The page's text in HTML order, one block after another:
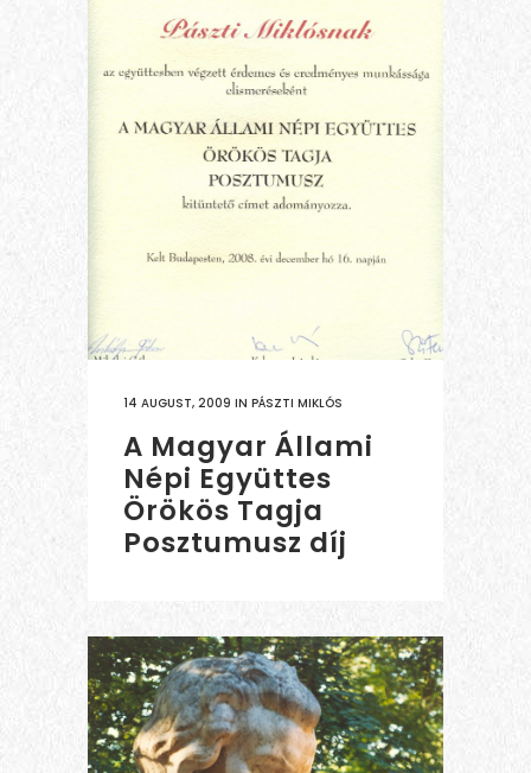
14 AUGUST, 2009 IN PÁSZTI MIKLÓS
A Magyar Állami
Népi Együttes
Örökös Tagja
Posztumusz díj